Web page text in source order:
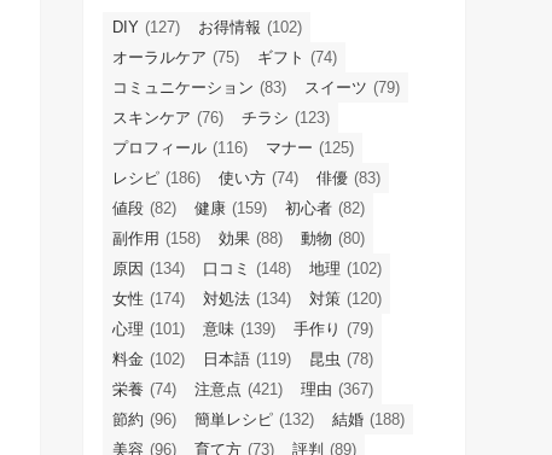
DIY (127) お得情報 (102)
オーラルケア (75) ギフト (74)
コミュニケーション (83) スイーツ (79)
スキンケア (76) チラシ (123)
プロフィール (116) マナー (125)
レシピ (186) 使い方 (74) 俳優 (83)
値段 (82) 健康 (159) 初心者 (82)
副作用 (158) 効果 (88) 動物 (80)
原因 (134) 口コミ (148) 地理 (102)
女性 (174) 対処法 (134) 対策 (120)
心理 (101) 意味 (139) 手作り (79)
料金 (102) 日本語 (119) 昆虫 (78)
栄養 (74) 注意点 (421) 理由 (367)
節約 (96) 簡単レシピ (132) 結婚 (188)
美容 (96) 育て方 (73) 評判 (89)